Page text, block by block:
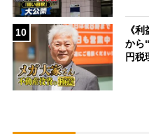
10
《
から
円